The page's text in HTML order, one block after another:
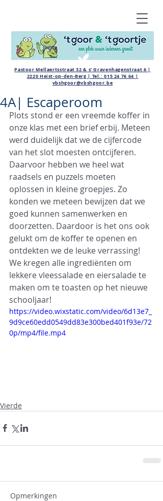
Pastoor Mellaertsstraat 32 & s' Gravenhagenstraat 6 |
2220 Heist-op-den-Berg | Tel.:015 24 76 64 |
vbshgoor@vbshgoor.be
4A| Escaperoom
Plots stond er een vreemde koffer in
onze klas met een brief erbij. Meteen
werd duidelijk dat we de cijfercode
van het slot moesten ontcijferen.
Daarvoor hebben we heel wat
raadsels en puzzels moeten
oplossen in kleine groepjes. Zo
konden we meteen bewijzen dat we
goed kunnen samenwerken en
doorzetten. Daardoor is het ons ook
gelukt om de koffer te openen en
ontdekten we de leuke verrassing!
We kregen alle ingrediënten om
lekkere vleessalade en eiersalade te
maken om te toasten op het nieuwe
schooljaar!
https://video.wixstatic.com/video/6d13e7_
9d9ce60edd0549dd83e300bed401f93e/72
0p/mp4/file.mp4
Vierde
Opmerkingen